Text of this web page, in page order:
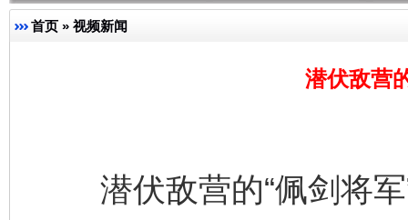
首页 » 视频新闻
潜伏敌营
潜伏敌营的“佩剑将军